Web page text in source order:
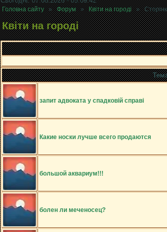
Головна сайту »Форум »Квіти на городі »
Квіти на городі
запит адвоката у спадковій справі
Какие носки лучше всего продаются
большой аквариум!!!
болен ли меченосец?